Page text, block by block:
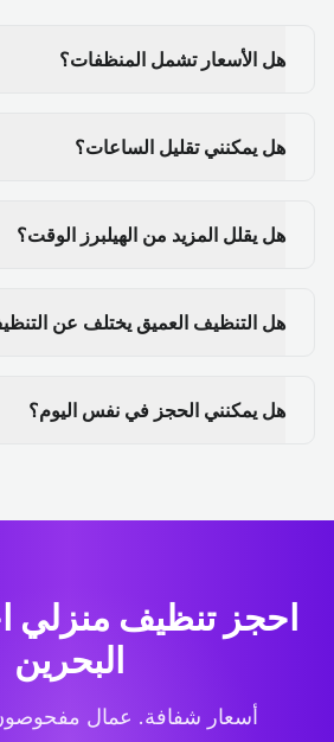
هل الأسعار تشمل المنظفات؟
هل يمكنني تقليل الساعات؟
هل يقلل المزيد من الهيلبرز الوقت؟
هل التنظيف العميق يختلف عن
هل يمكنني الحجز في نفس اليوم؟
احجز تنظيف منزلي
البحرين
أسعار شفافة. عمال